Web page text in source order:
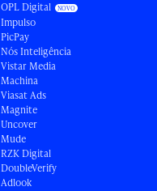
OPL Digital
Impulso
PicPay
Nós Inteligência
Vistar Media
Machina
Viasat Ads
Magnite
Uncover
Mude
RZK Digital
DoubleVerify
Adlook